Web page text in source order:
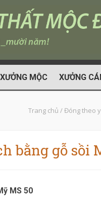
XƯỞNG MỘC XƯỞNG
Trang chủ /Đóng theo
bằng gỗ sồi
MS 50